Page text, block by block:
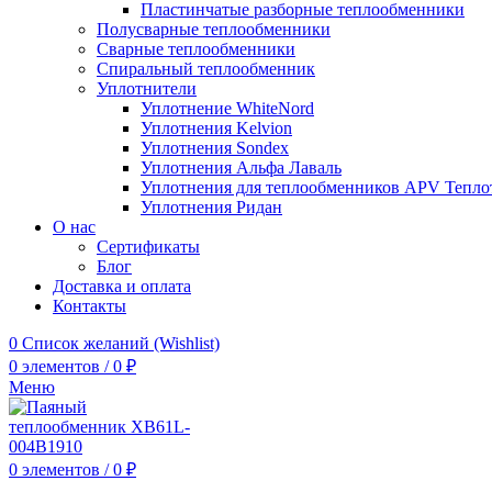
Пластинчатые разборные теплообменники
Полусварные теплообменники
Сварные теплообменники
Спиральный теплообменник
Уплотнители
Уплотнение WhiteNord
Уплотнения Kelvion
Уплотнения Sondex
Уплотнения Альфа Лаваль
Уплотнения для теплообменников APV
Уплотнения Ридан
О нас
Сертификаты
Блог
Доставка и оплата
Контакты
0 Список желаний (Wishlist)
0 элементов / 0 ₽
Меню
0 элементов / 0 ₽